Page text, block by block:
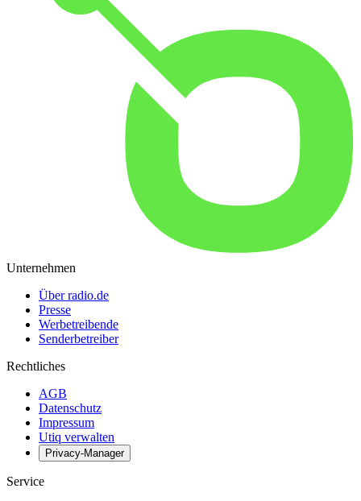
Unternehmen
Über radio.de
Presse
Werbetreibende
Senderbetreiber
Rechtliches
AGB
Datenschutz
Impressum
Utiq verwalten
Privacy-Manager
Service